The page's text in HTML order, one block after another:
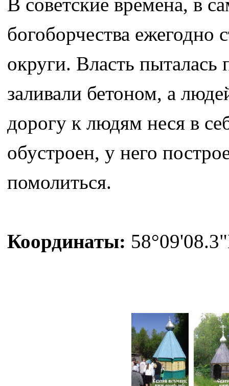
В советские времена, в
богоборчества ежегодно
округи. Власть пыталась
заливали бетоном, а
дорогу к людям неся в
обустроен, у него
помолиться.
Координаты: